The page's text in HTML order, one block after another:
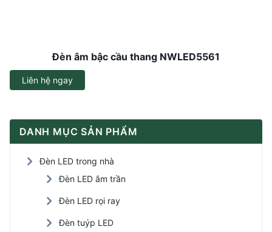
Đèn âm bậc cầu thang NWLED5561
Liên hệ ngay
DANH MỤC SẢN PHẨM
Đèn LED trong nhà
Đèn LED âm trần
Đèn LED rọi ray
Đèn tuýp LED